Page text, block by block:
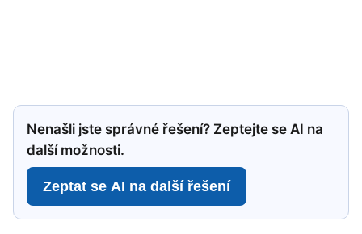
Nenašli jste správné řešení? Zeptejte se AI na
další možnosti.
Zeptat se AI na další řešení